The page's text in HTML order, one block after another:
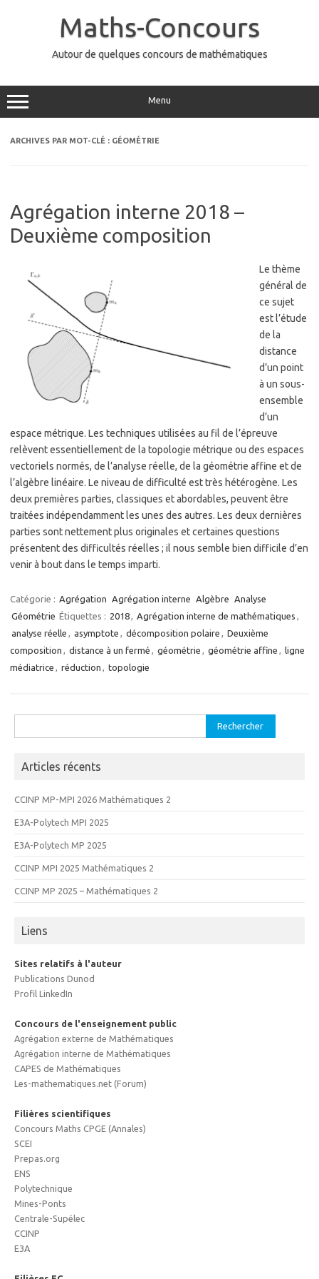
Maths-Concours
Autour de quelques concours de mathématiques
Menu
ARCHIVES PAR MOT-CLÉ : GÉOMÉTRIE
Agrégation interne 2018 –
Deuxième composition
Le thème
général de
ce sujet
est l’étude
de la
distance
d’un point
à un sous-
ensemble
d’un
espace métrique. Les techniques utilisées au fil de l’épreuve
relèvent essentiellement de la topologie métrique ou des espaces
vectoriels normés, de l’analyse réelle, de la géométrie affine et de
l’algèbre linéaire. Le niveau de difficulté est très hétérogène. Les
deux premières parties, classiques et abordables, peuvent être
traitées indépendamment les unes des autres. Les deux dernières
parties sont nettement plus originales et certaines questions
présentent des difficultés réelles ; il nous semble bien difficile d’en
venir à bout dans le temps imparti.
Catégorie : Agrégation Agrégation interne Algèbre Analyse
Géométrie Étiquettes : 2018, Agrégation interne de mathématiques ,
analyse réelle , asymptote , décomposition polaire , Deuxième
composition , distance à un fermé , géométrie , géométrie affine , ligne
médiatrice , réduction , topologie
Articles récents
CCINP MP-MPI 2026 Mathématiques 2
E3A-Polytech MPI 2025
E3A-Polytech MP 2025
CCINP MPI 2025 Mathématiques 2
CCINP MP 2025 – Mathématiques 2
Liens
Sites relatifs à l'auteur
Publications Dunod
Profil LinkedIn
Concours de l'enseignement public
Agrégation externe de Mathématiques
Agrégation interne de Mathématiques
CAPES de Mathématiques
Les-mathematiques.net (Forum)
Filières scientifiques
Concours Maths CPGE (Annales)
SCEI
Prepas.org
ENS
Polytechnique
Mines-Ponts
Centrale-Supélec
CCINP
E3A